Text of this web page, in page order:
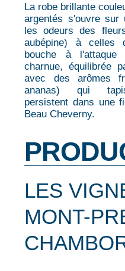
La robe brillante
argentés s'ouvre
les odeurs des
aubépine) à celles
bouche à
charnue, équilibrée
avec des arômes
ananas) qui
persistent dans une
Beau Cheverny.
LES
MONT-